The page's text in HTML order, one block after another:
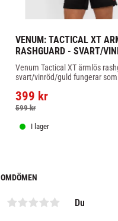
VENUM: TACTICAL XT
RASHGUARD - SVART/
Venum Tactical XT ärmlös
svart/vinröd/guld fungerar
rörelsefrihet
399 kr
599kr
I lager
OMDÖMEN
Du